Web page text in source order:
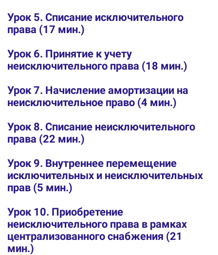
Урок 5. Списание исключительного
права (17 мин.)
Урок 6. Принятие к учету
неисключительного права (18 мин.)
Урок 7. Начисление амортизации на
неисключительное право (4 мин.)
Урок 8. Списание неисключительного
права (22 мин.)
Урок 9. Внутреннее перемещение
исключительных и неисключительных
прав (5 мин.)
Урок 10. Приобретение
неисключительного права в рамках
централизованного снабжения (21
мин.)